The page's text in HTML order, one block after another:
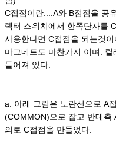
C접점이란....A와 B점점을 공
렉터 스위치에서 한쪽단자를
사용한다면 C접점을 되는것이
마그네트도 마찬가지 이며.
들어져 있다.
a. 아래 그림은 노란선으로 A
(COMMON)으로 잡고 반대측
의로 C접점을 만들었다.